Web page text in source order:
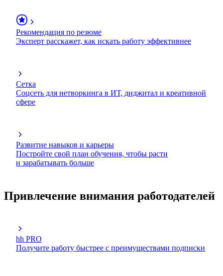
Рекомендация по резюме
Эксперт расскажет, как искать работу эффективнее
Сетка
Соцсеть для нетворкинга в ИТ, диджитал и креативной
сфере
Развитие навыков и карьеры
Постройте свой план обучения, чтобы расти
и зарабатывать больше
Привлечение внимания работодателей
hh PRO
Получите работу быстрее с преимуществами подписки